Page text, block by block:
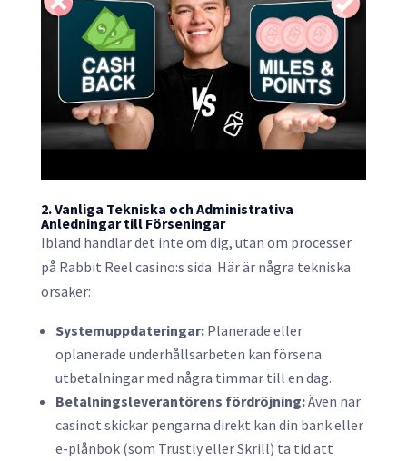
2. Vanliga Tekniska och Administrativa
Anledningar till Förseningar
Ibland handlar det inte om dig, utan om processer
på Rabbit Reel casino:s sida. Här är några tekniska
orsaker:
Systemuppdateringar:Planerade eller
oplanerade underhållsarbeten kan försena
utbetalningar med några timmar till en dag.
Betalningsleverantörens fördröjning:Även när
casinot skickar pengarna direkt kan din bank eller
e-plånbok (som Trustly eller Skrill) ta tid att